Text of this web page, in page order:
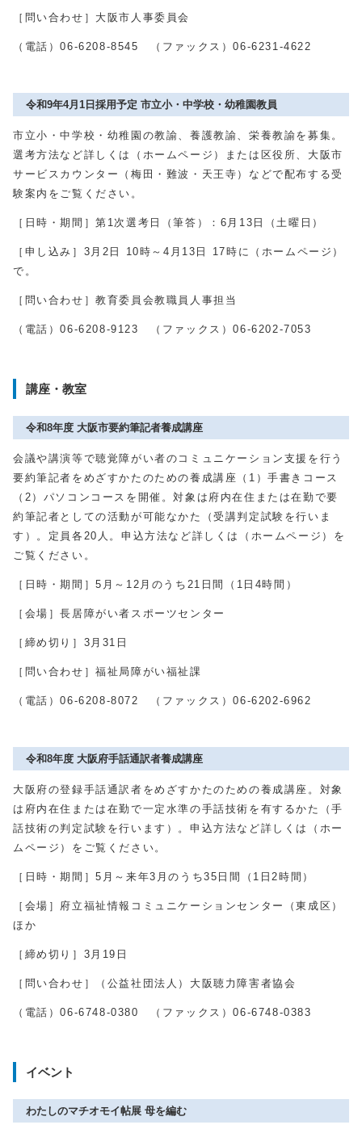
［問い合わせ］大阪市人事委員会
（電話）06-6208-8545 （ファックス）06-6231-4622
令和9年4月1日採用予定 市立小・中学校・幼稚園教員
市立小・中学校・幼稚園の教諭、養護教諭、栄養教諭を募集。
選考方法など詳しくは（ホームページ）または区役所、大阪市
サービスカウンター（梅田・難波・天王寺）などで配布する受
験案内をご覧ください。
［日時・期間］第 1次選考日（筆答）： 6 月 13 日（土曜日）
［申し込み］ 3 月 2 日 10 時～4 月 13 日 17 時に（ホームページ）
で。
［問い合わせ］教育委員会教職員人事担当
（電話）06-6208-9123 （ファックス）06-6202-7053
講座・教室
令和8年度 大阪市要約筆記者養成講座
会議や講演等で聴覚障がい者のコミュニケーション支援を行う
要約筆記者をめざすかたのための養成講座（ 1 ）手書きコース
（ 2 ）パソコンコースを開催。対象は府内在住または在勤で要
約筆記者としての活動が可能なかた（受講判定試験を行いま
す）。定員各 20 人。申込方法など詳しくは（ホームページ）を
ご覧ください。
［日時・期間］5 月～ 12 月のうち 21 日間（ 1 日 4時間）
［会場］長居障がい者スポーツセンター
［締め切り］ 3 月 31 日
［問い合わせ］福祉局障がい福祉課
（電話）06-6208-8072 （ファックス）06-6202-6962
令和8年度 大阪府手話通訳者養成講座
大阪府の登録手話通訳者をめざすかたのための養成講座。対象
は府内在住または在勤で一定水準の手話技術を有するかた（手
話技術の判定試験を行います）。申込方法など詳しくは（ホー
ムページ）をご覧ください。
［日時・期間］5 月～来年3 月のうち35 日間（ 1 日2 時間）
［会場］府立福祉情報コミュニケーションセンター（東成区）
ほか
［締め切り］ 3 月 19 日
［問い合わせ］（公益社団法人）大阪聴力障害者協会
（電話）06-6748-0380 （ファックス）06-6748-0383
イベント
わたしのマチオモイ帖展 母を編む